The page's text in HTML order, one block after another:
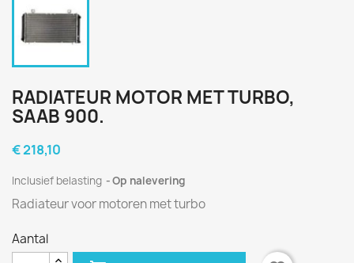
RADIATEUR MOTOR MET TURBO,
SAAB 900.
€ 218,10
Inclusief belasting Op nalevering
Radiateur voor motoren met turbo
Aantal